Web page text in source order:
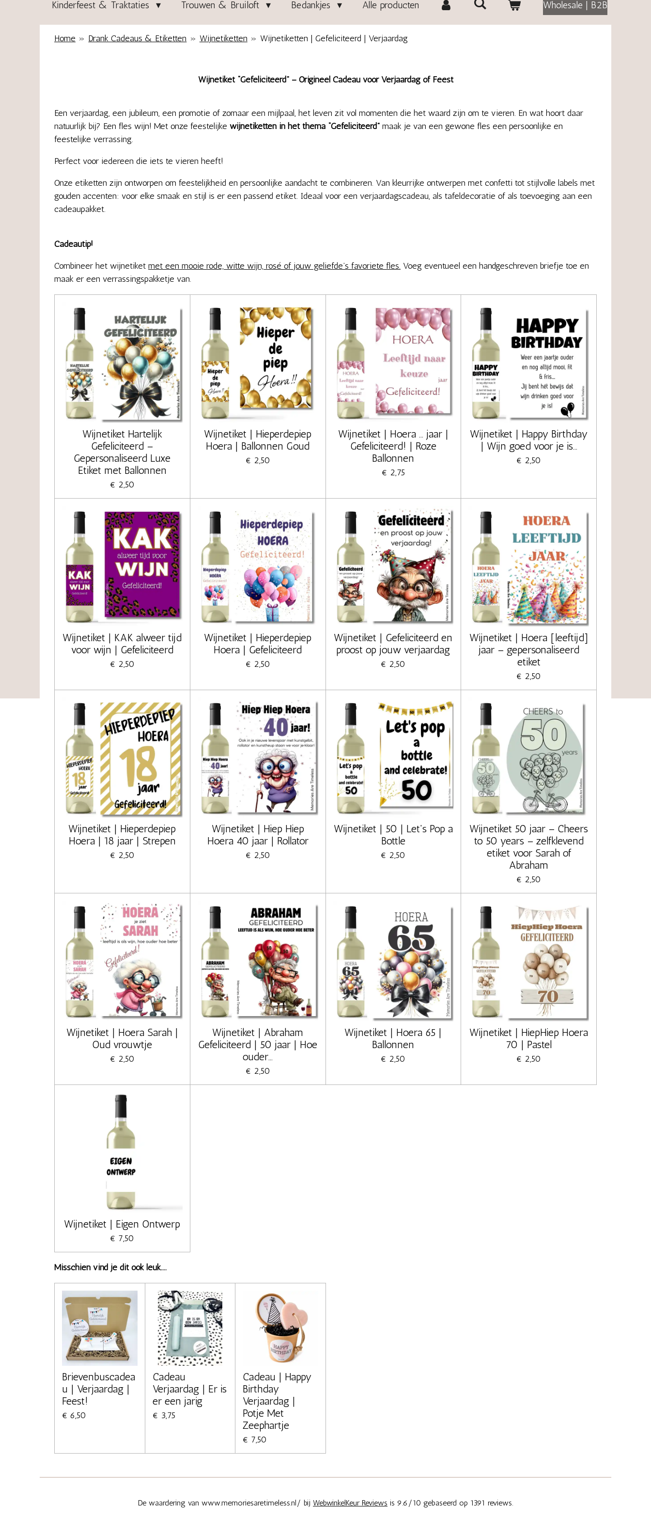
Kinderfeest & Traktaties Trouwen & Bruiloft Bedankjes Alle producten Wholesale | B2B
Home » Drank Cadeaus & Etiketten » Wijnetiketten » Wijnetiketten | Gefeliciteerd | Verjaardag
Wijnetiket “Gefeliciteerd” – Origineel Cadeau voor Verjaardag of Feest
Een verjaardag, een jubileum, een promotie of zomaar een mijlpaal, het leven zit vol momenten die het waard zijn om te vieren. En wat hoort daar
natuurlijk bij? Een fles wijn! Met onze feestelijke wijnetiketten in het thema “Gefeliciteerd” maak je van een gewone fles een persoonlijke en
feestelijke verrassing.
Perfect voor iedereen die iets te vieren heeft!
Onze etiketten zijn ontworpen om feestelijkheid en persoonlijke aandacht te combineren. Van kleurrijke ontwerpen met confetti tot stijlvolle labels met
gouden accenten: voor elke smaak en stijl is er een passend etiket. Ideaal voor een verjaardagscadeau, als tafeldecoratie of als toevoeging aan een
cadeaupakket.
Cadeautip!
Combineer het wijnetiket met een mooie rode, witte wijn, rosé of jouw geliefde’s favoriete fles. Voeg eventueel een handgeschreven briefje toe en
maak er een verrassingspakketje van.
Wijnetiket Hartelijk
Gefeliciteerd –
Gepersonaliseerd Luxe
Etiket met Ballonnen
€ 2,50
Wijnetiket | Hieperdepiep
Hoera | Ballonnen Goud
€ 2,50
Wijnetiket | Hoera ... jaar |
Gefeliciteerd! | Roze
Ballonnen
€ 2,75
Wijnetiket | Happy Birthday
| Wijn goed voor je is...
€ 2,50
Wijnetiket | KAK alweer tijd
voor wijn | Gefeliciteerd
€ 2,50
Wijnetiket | Hieperdepiep
Hoera | Gefeliciteerd
€ 2,50
Wijnetiket | Gefeliciteerd en
proost op jouw verjaardag
€ 2,50
Wijnetiket | Hoera [leeftijd]
jaar – gepersonaliseerd
etiket
€ 2,50
Wijnetiket | Hieperdepiep
Hoera | 18 jaar | Strepen
€ 2,50
Wijnetiket | Hiep Hiep
Hoera 40 jaar | Rollator
€ 2,50
Wijnetiket | 50 | Let's Pop a
Bottle
€ 2,50
Wijnetiket 50 jaar – Cheers
to 50 years – zelfklevend
etiket voor Sarah of
Abraham
€ 2,50
Wijnetiket | Hoera Sarah |
Oud vrouwtje
€ 2,50
Wijnetiket | Abraham
Gefeliciteerd | 50 jaar | Hoe
ouder...
€ 2,50
Wijnetiket | Hoera 65 |
Ballonnen
€ 2,50
Wijnetiket | HiepHiep Hoera
70 | Pastel
€ 2,50
Wijnetiket | Eigen Ontwerp
€ 7,50
Misschien vind je dit ook leuk....
Brievenbuscadea
u | Verjaardag |
Feest!
€ 6,50
Cadeau
Verjaardag | Er is
er een jarig
€ 3,75
Cadeau | Happy
Birthday
Verjaardag |
Potje Met
Zeephartje
€ 7,50
De waardering van www.memoriesaretimeless.nl/ bij WebwinkelKeur Reviews is 9.6/10 gebaseerd op 1391 reviews.